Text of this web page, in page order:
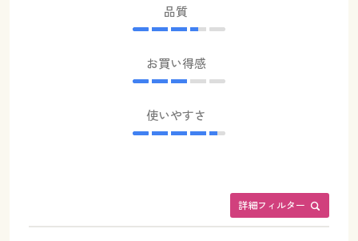
品質
お買い得感
使いやすさ
詳細フィルター